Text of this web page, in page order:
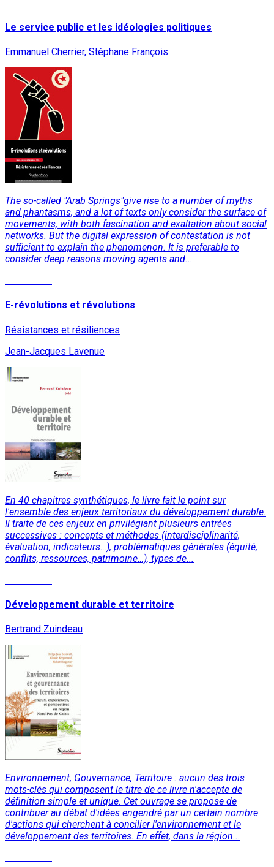
Le service public et les idéologies politiques
Emmanuel Cherrier, Stéphane François
The so-called "Arab Springs"give rise to a number of myths
and phantasms, and a lot of texts only consider the surface of
movements, with both fascination and exaltation about social
networks. But the digital expression of contestation is not
sufficient to explain the phenomenon. It is preferable to
consider deep reasons moving agents and...
E-révolutions et révolutions
Résistances et résiliences
Jean-Jacques Lavenue
En 40 chapitres synthétiques, le livre fait le point sur
l'ensemble des enjeux territoriaux du développement durable.
Il traite de ces enjeux en privilégiant plusieurs entrées
successives : concepts et méthodes (interdisciplinarité,
évaluation, indicateurs…), problématiques générales (équité,
conflits, ressources, patrimoine…), types de...
Développement durable et territoire
Bertrand Zuindeau
Environnement, Gouvernance, Territoire : aucun des trois
mots-clés qui composent le titre de ce livre n'accepte de
définition simple et unique. Cet ouvrage se propose de
contribuer au débat d'idées engendré par un certain nombre
d'actions qui cherchent à concilier l'environnement et le
développement des territoires. En effet, dans la région...